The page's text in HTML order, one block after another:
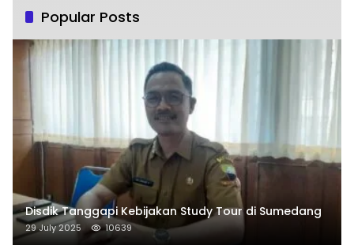
Popular Posts
Disdik Tanggapi Kebijakan Study Tour di Sumedang
29 July 2025 10639